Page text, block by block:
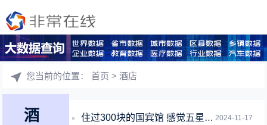
您当前的位置：首页 > 酒店
酒
2024-11-17
住过300块的国宾馆 感觉五星级酒店都不香了